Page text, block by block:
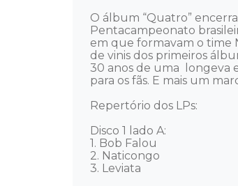
O álbum “Quatro”
Pentacampeonato
em que formavam o time
de vinis dos primeiros
30 anos de uma  longeva
para os fãs. E mais um
Repertório dos LPs:
Disco 1 lado A:
1. Bob Falou
2. Naticongo
3. Leviata